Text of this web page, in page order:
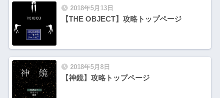
2018年5月13日
【THE OBJECT】攻略トップページ
2018年5月8日
【神鏡】攻略トップページ